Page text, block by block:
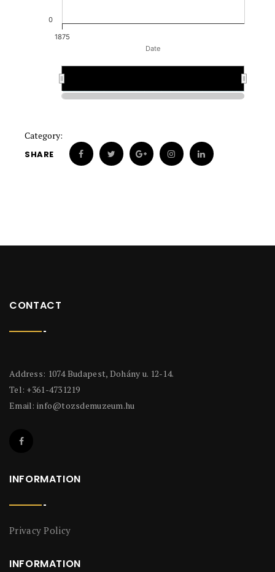
Date
1875
0
Category:
SHARE
CONTACT
Address: 1074 Budapest, Dohány u. 12-14.
Tel: +361-4731219
Email: info@tozsdemuzeum.hu
INFORMATION
Privacy Policy
INFORMATION